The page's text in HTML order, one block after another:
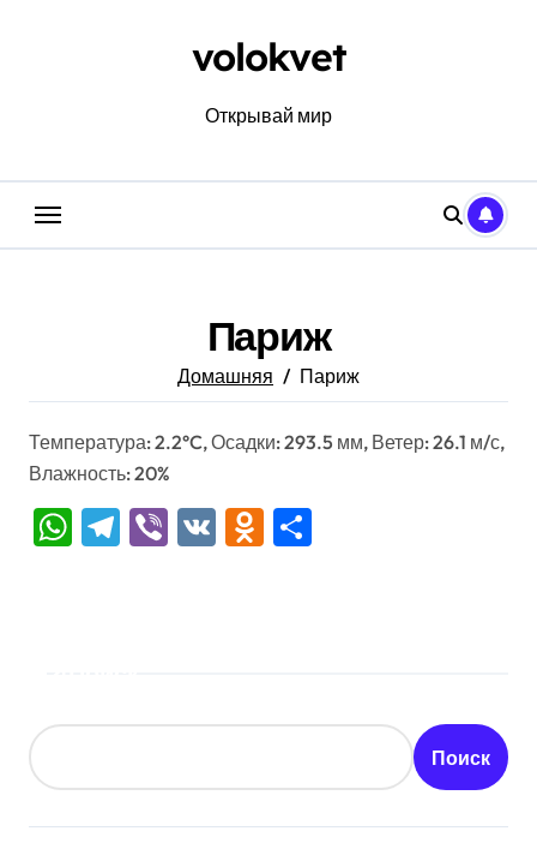
volokvet
Открывай мир
Париж
Домашняя Париж
Температура: 2.2°C, Осадки: 293.5 мм, Ветер: 26.1 м/с,
Влажность: 20%
WhatsApp
Telegram
Viber
VK Odnoklassniki
Поиск